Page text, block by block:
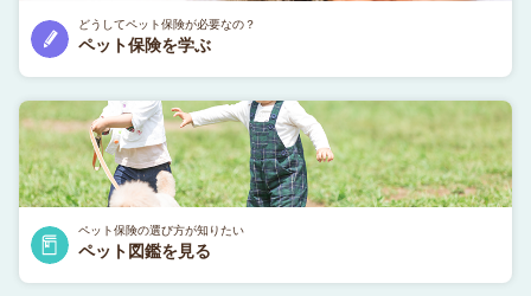
どうしてペット保険が必要なの？
ペット保険を学ぶ
ペット保険の選び方が知りたい
ペット図鑑を見る